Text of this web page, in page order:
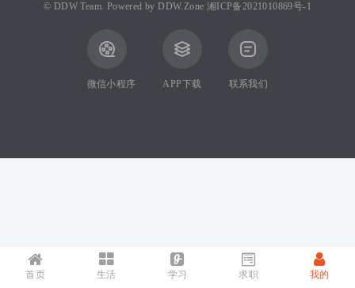
首页 生活 学习 求职 我的
© DDW Team. Powered byDDW.Zone 湘ICP备2021010869号-1
微信小程序 APP下载 联系我们